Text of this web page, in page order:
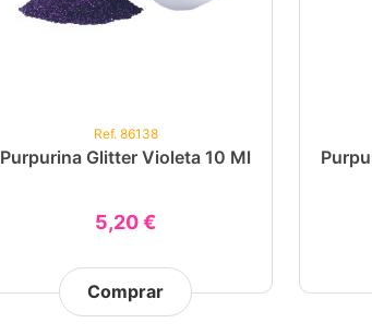
Ref. 86138
Purpurina Glitter Violeta 10 Ml
5,20 €
Comprar